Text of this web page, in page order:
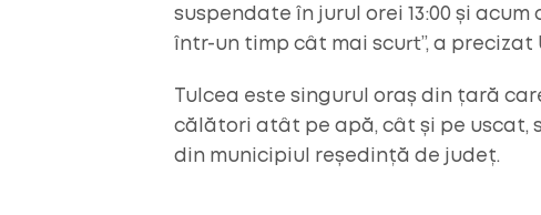
suspendate în jurul orei 13:00 și
într-un timp cât mai scurt”, a precizat
Tulcea este singurul oraș din țară
călători atât pe apă, cât și pe uscat,
din municipiul reședință de județ.